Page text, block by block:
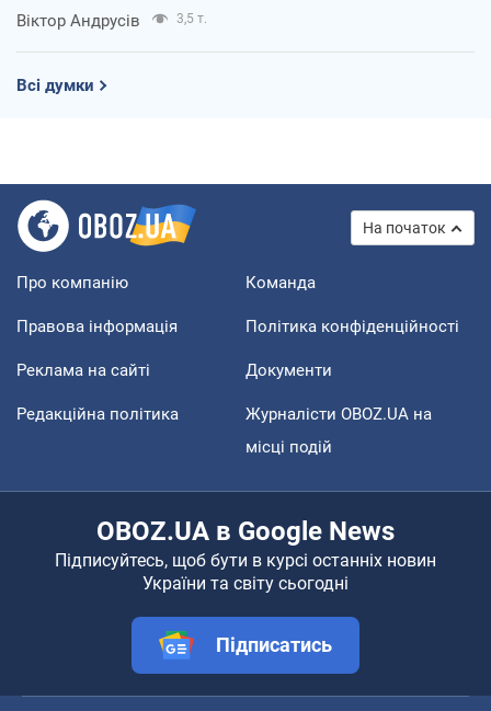
Віктор Андрусів 3,5 т.
Всі думки
На початок
Про компанію Команда
Правова інформація Політика конфіденційності
Реклама на сайті Документи
Редакційна політика
Журналісти OBOZ.UA на
місці подій
OBOZ.UA в Google News
Підписуйтесь, щоб бути в курсі останніх новин
України та світу сьогодні
Підписатись